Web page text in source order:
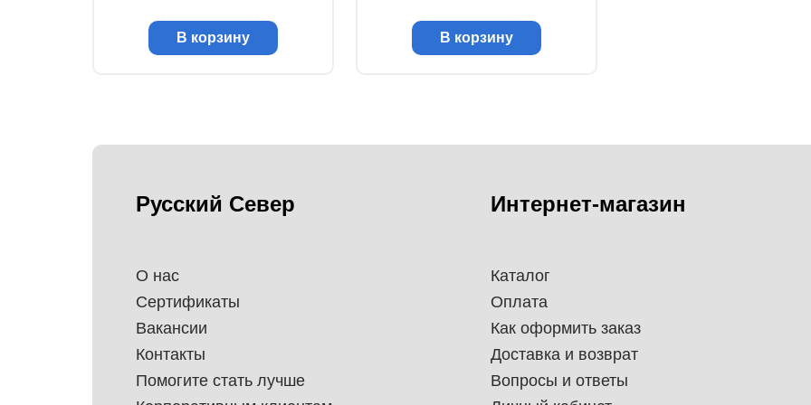
В корзину В корзину
Русский Север
О нас
Сертификаты
Вакансии
Контакты
Помогите стать лучше
Интернет-магазин
Каталог
Оплата
Как оформить заказ
Доставка и возврат
Вопросы и ответы